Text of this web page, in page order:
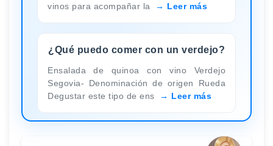
vinos para acompañar la
Leer más
¿Qué puedo comer con un verdejo?
Ensalada de quinoa con vino Verdejo
Segovia- Denominación de origen Rueda
Degustar este tipo de ens
Leer más